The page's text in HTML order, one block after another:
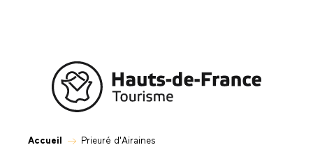
Accueil Prieuré d'Airaines